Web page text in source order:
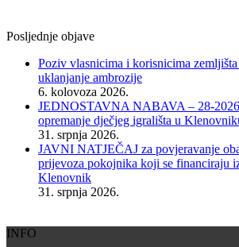
Posljednje objave
Poziv vlasnicima i korisnicima
uklanjanje ambrozije
6. kolovoza 2026.
JEDNOSTAVNA NABAVA – 28-
opremanje dječjeg igrališta u
31. srpnja 2026.
JAVNI NATJEČAJ za povjeravanje
prijevoza pokojnika koji se financiraju
Klenovnik
31. srpnja 2026.
INFO